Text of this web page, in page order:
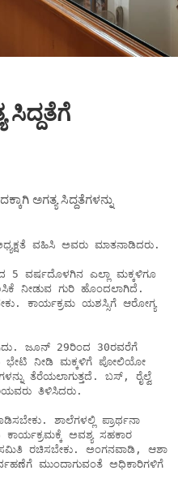
ಅಗತ್ಯ ಸಿದ್ದತೆಗಳನ್ನು
ನೀಡುವ ಗುರಿ ಹೊಂದಲಾಗಿದೆ.
ಕಾರ್ಯಕ್ರಮ ಯಶಸ್ಸಿಗೆ ಆರೋಗ್ಯ
ಭೇಟಿ ನೀಡಿ ಮಕ್ಕಳಿಗೆ ಪೋಲಿಯೋ
ತೆರೆಯಲಾಗುತ್ತದೆ. ಬಸ್, ರೈಲ್ವೆ
ತಿಳಿಸಿದರು.
ಅವಶ್ಯ ಸಹಕಾರ
ಸಮಿತಿ ರಚಿಸಬೇಕು. ಅಂಗನವಾಡಿ, ಆಶಾ
ಮುಂದಾಗುವಂತೆ ಅಧಿಕಾರಿಗಳಿಗೆ